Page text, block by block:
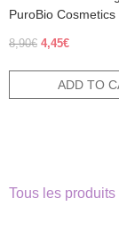
PuroBio Cosmetics
8,90€ Original
8,90€.
4,45€Current
4,45€.
ADD TO
Tous les